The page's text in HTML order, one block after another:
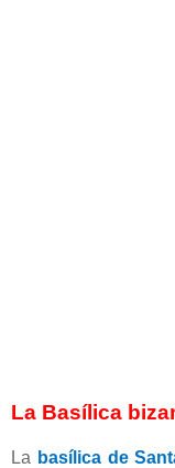
La Basílica
La basílica de